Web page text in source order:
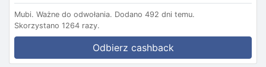
Mubi. Ważne do odwołania. Dodano 492 dni temu.
Skorzystano 1264 razy.
Odbierz cashback